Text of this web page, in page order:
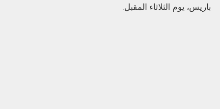
باريس، يوم الثلاثاء المقبل.